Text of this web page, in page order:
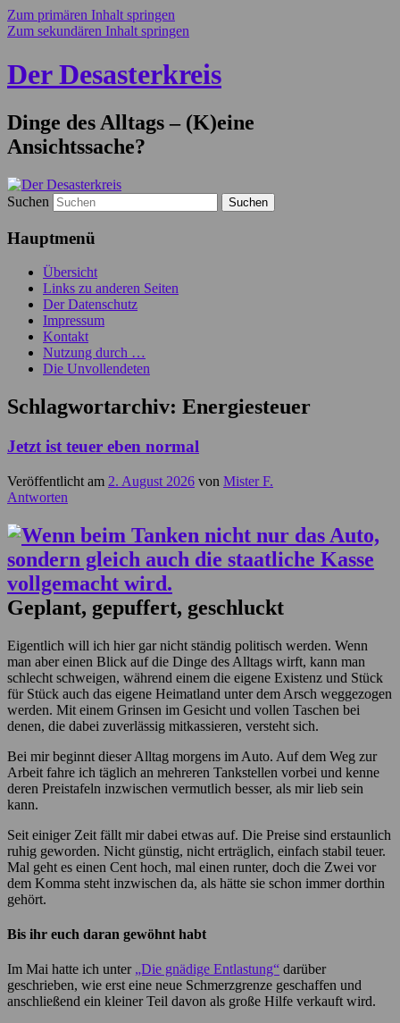
Zum primären Inhalt springen
Zum sekundären Inhalt springen
Der Desasterkreis
Dinge des Alltags – (K)eine
Ansichtssache?
Suchen
Hauptmenü
Übersicht
Links zu anderen Seiten
Der Datenschutz
Impressum
Kontakt
Nutzung durch …
Die Unvollendeten
Schlagwortarchiv: Energiesteuer
Jetzt ist teuer eben normal
Veröffentlicht am 2. August 2026 von Mister F.
Antworten
Geplant, gepuffert, geschluckt
Eigentlich will ich hier gar nicht ständig politisch werden. Wenn
man aber einen Blick auf die Dinge des Alltags wirft, kann man
schlecht schweigen, während einem die eigene Existenz und Stück
für Stück auch das eigene Heimatland unter dem Arsch weggezogen
werden. Mit einem Grinsen im Gesicht und vollen Taschen bei
denen, die dabei zuverlässig mitkassieren, versteht sich.
Bei mir beginnt dieser Alltag morgens im Auto. Auf dem Weg zur
Arbeit fahre ich täglich an mehreren Tankstellen vorbei und kenne
deren Preistafeln inzwischen vermutlich besser, als mir lieb sein
kann.
Seit einiger Zeit fällt mir dabei etwas auf. Die Preise sind erstaunlich
ruhig geworden. Nicht günstig, nicht erträglich, einfach stabil teuer.
Mal geht es einen Cent hoch, mal einen runter, doch die Zwei vor
dem Komma steht inzwischen da, als hätte sie schon immer dorthin
gehört.
Bis ihr euch daran gewöhnt habt
Im Mai hatte ich unter „Die gnädige Entlastung“ darüber
geschrieben, wie erst eine neue Schmerzgrenze geschaffen und
anschließend ein kleiner Teil davon als große Hilfe verkauft wird.